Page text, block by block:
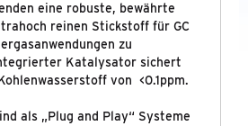
&
eine robuste, bewährte
reinen Stickstoff für GC
zu
Katalysator sichert
von <0.1ppm.
als „Plug and Play“ Systeme